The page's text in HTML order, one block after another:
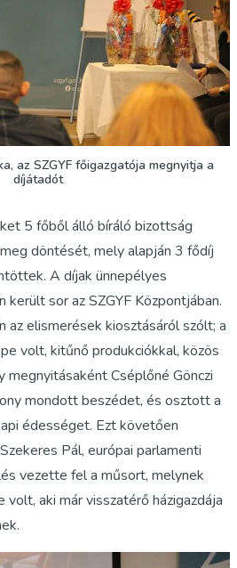
az SZGYF főigazgatója megnyitja a
díjátadót
5 főből álló bíráló bizottság
döntését, mely alapján 3 fődíj
A díjak ünnepélyes
sor az SZGYF Központjában.
az elismerések kiosztásáról szólt; a
volt, kitűnő produkciókkal, közös
megnyitásaként Cséplőné Gönczi
mondott beszédet, és osztott a
édességet. Ezt követően
Pál, európai parlamenti
vezette fel a műsort, melynek
volt, aki már visszatérő házigazdája